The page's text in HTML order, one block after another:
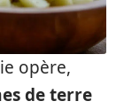
opère,
de terre